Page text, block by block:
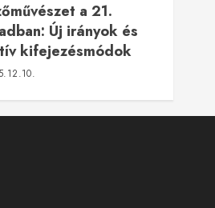
a 21.
Új irányok és
kifejezésmódok